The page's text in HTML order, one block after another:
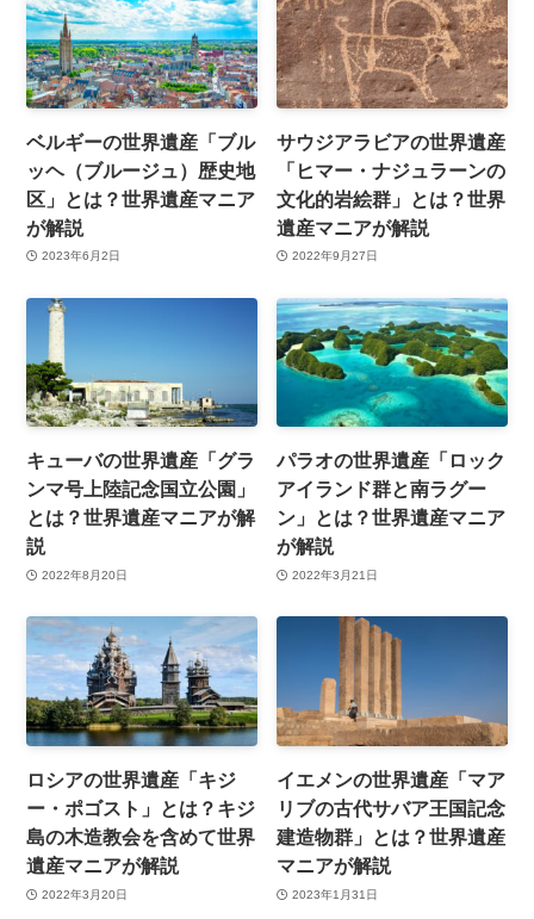
ベルギーの世界遺産「ブル
ッヘ（ブルージュ）歴史地
区」とは？世界遺産マニア
が解説
2023年6月2日
サウジアラビアの世界遺産
「ヒマー・ナジュラーンの
文化的岩絵群」とは？世界
遺産マニアが解説
2022年9月27日
キューバの世界遺産「グラ
ンマ号上陸記念国立公園」
とは？世界遺産マニアが解
説
2022年8月20日
パラオの世界遺産「ロック
アイランド群と南ラグー
ン」とは？世界遺産マニア
が解説
2022年3月21日
ロシアの世界遺産「キジ
ー・ポゴスト」とは？キジ
島の木造教会を含めて世界
遺産マニアが解説
2022年3月20日
イエメンの世界遺産「マア
リブの古代サバア王国記念
建造物群」とは？世界遺産
マニアが解説
2023年1月31日